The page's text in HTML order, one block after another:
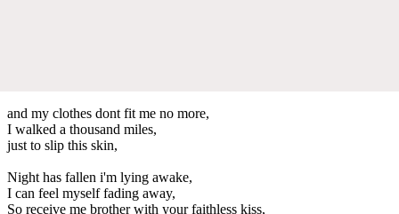
and my clothes dont fit me no more,
I walked a thousand miles,
just to slip this skin,
Night has fallen i'm lying awake,
I can feel myself fading away,
So receive me brother with your faithless kiss,